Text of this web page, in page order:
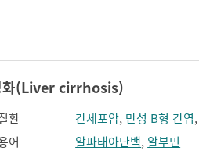
과 입꼬리 주름
콧등이
돌
화(Liver cirrhosis)
환 간세포암, 만성 B형 간염
어
알파태아단백, 알부민